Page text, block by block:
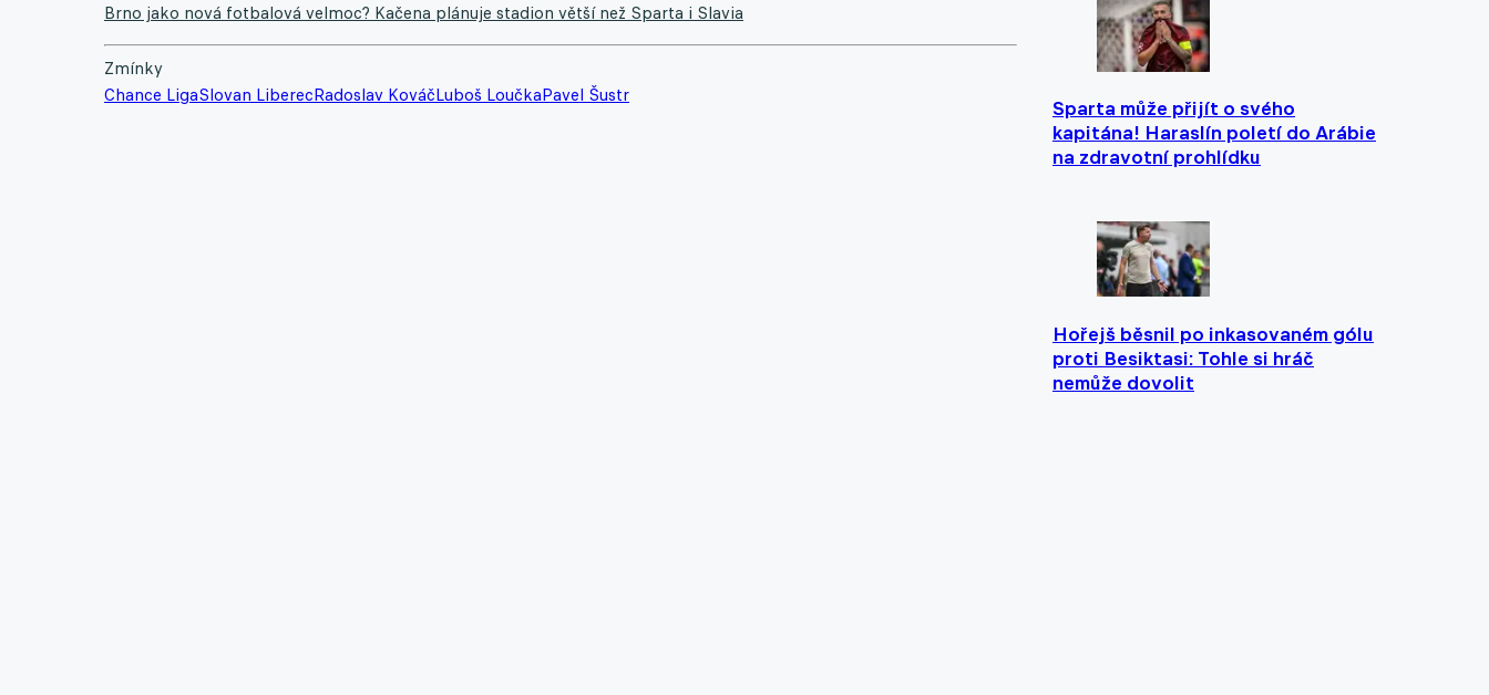
Sparta může přijít o svého
kapitána! Haraslín poletí do Arábie
na zdravotní prohlídku
Hořejš běsnil po inkasovaném gólu
proti Besiktasi: Tohle si hráč
nemůže dovolit
Brno jako nová fotbalová velmoc? Kačena plánuje stadion větší než Sparta i Slavia
Zmínky
Chance LigaSlovan LiberecRadoslav KováčLuboš LoučkaPavel Šustr